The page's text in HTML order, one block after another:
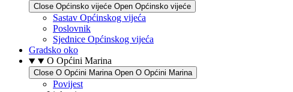
Close Općinsko vijeće Open Općinsko vijeće
Sastav Općinskog vijeća
Poslovnik
Sjednice Općinskog vijeća
Gradsko oko
O Općini Marina
Close O Općini Marina Open O Općini Marina
Povijest